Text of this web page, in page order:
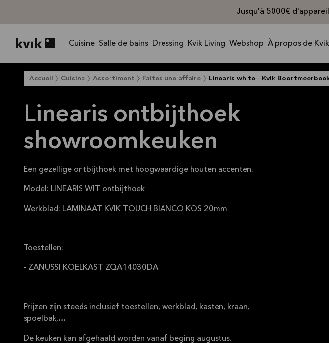
Jusqu'à 5000€
Cuisine Salle de bains Dressing Kvik Living Webshop À propos de Kvik
Accueil Cuisine Assortiment Faites une affaire Linearis white - Kvik
Linearis ontbijthoek
showroomkeuken
Een gezellige ontbijthoek met hoogwaardige houten accenten.
Model: LINEARIS WIT ontbijthoek
Werkblad: LAMINAAT KVIK TOUCH BIANCO KOS 20mm
Toestellen:
- ZANUSSI KOELKAST ZQA14030DA
Prijzen zijn steeds inclusief toestellen, werkblad, kasten, kraan,
spoelbak,…
De keuken kan afgehaald worden vanaf beging augustus.